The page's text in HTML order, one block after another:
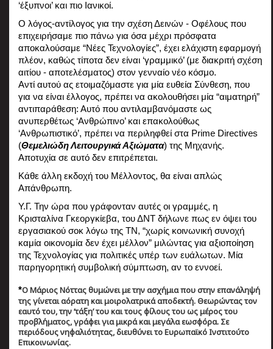
‘έξυπνοι’ και πιο Ιανικοί.
Ο λόγος-αντίλογος για την σχέση Δεινών - Οφέλους που
επιχειρήσαμε πιο πάνω για όσα μέχρι πρόσφατα
αποκαλούσαμε “Νέες Τεχνολογίες”, έχει ελάχιστη εφαρμογή
πλέον, καθώς τίποτα δεν είναι ‘γραμμικό’ (με διακριτή σχέση
αιτίου - αποτελέσματος) στον γενναίο νέο κόσμο.
Αντί αυτού ας ετοιμαζόμαστε για μία ευθεία Σύνθεση, που
για να είναι έλλογος, πρέπει να ακολουθήσει μία “αιματηρή”
αντιπαράθεση: Αυτό που αντιλαμβανόμαστε ως
ανυπερθέτως ‘Ανθρώπινο’ και επακολούθως
‘Ανθρωπιστικό’, πρέπει να περιληφθεί στα Prime Directives
(Θεμελιώδη Λειτουργικά Αξιώματα) της Μηχανής.
Αποτυχία σε αυτό δεν επιτρέπεται.
Κάθε άλλη εκδοχή του Μέλλοντος, θα είναι απλώς
Απάνθρωπη.
Υ.Γ. Την ώρα που γράφονταν αυτές οι γραμμές, η
Κρισταλίνα Γκεοργκίεβα, του ΔΝΤ δήλωνε πως εν όψει του
εργασιακού σοκ λόγω της ΤΝ, “χωρίς κοινωνική συνοχή
καμία οικονομία δεν έχει μέλλον” μιλώντας για αξιοποίηση
της Τεχνολογίας για πολιτικές υπέρ των ευάλωτων. Μία
παρηγορητική συμβολική σύμπτωση, αν το εννοεί.
*Ο Μάριος Νόττας θυμώνει με την ασχήμια που στην επανάληψή
της γίνεται αόρατη και μοιρολατρικά αποδεκτή. Θεωρώντας τον
εαυτό του, την ‘τάξη’ του και τους φίλους του ως μέρος του
προβλήματος, γράφει για μικρά και μεγάλα εωσφόρα. Σε
περιόδους νηφαλιότητας, διευθύνει το Ευρωπαϊκό Ινστιτούτο
Επικοινωνίας.